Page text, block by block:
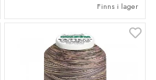
Finns i lager